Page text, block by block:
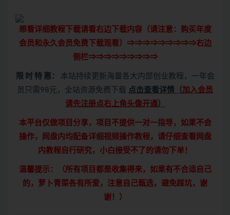
想看详细教程下载请看右边下载内容（请注意： 购买年度
会员和永久会员免费下载观看）⇒⇒⇒⇒⇒⇒⇒⇒⇒右边
侧栏⇒⇒⇒⇒⇒⇒⇒⇒⇒
限 时 特 惠： 本站持续更新海量各大内部创业教程，一年会
员只需98元，全站资源免费下载 点击查看详情 （加入会员
请先注册点右上角头像开通）
本平台仅做项目分享，项目不提供一对一指导，如果不会
操作，网盘内均配备详细视频操作教程，请仔细查看网盘
内教程自行研究，小白接受不了的请勿下单！
温馨提示：（所有项目都是收集得来，如果有不合适自己
的，萝卜青菜各有所爱，注意自己甄选，避免踩坑，谢
谢！）